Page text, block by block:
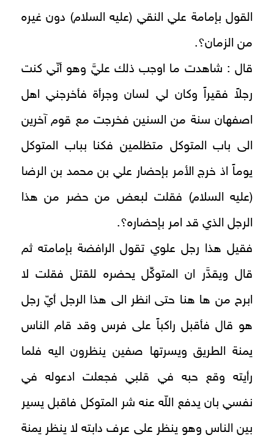
القول بإمامة علي النقي (عليه السلام) دون غيره
من الزمان؟.
قال : شاهدت ما اوجب ذلك عليَّ وهو أنّي كنت
رجلاً فقيراً وكان لي لسان وجرأة فأخرجني اهل
اصفهان سنة من السنين فخرجت مع قوم آخرين
الى باب المتوكل متظلمين فكنا بباب المتوكل
يوماً اذ خرج الأمر بإحضار علي بن محمد بن الرضا
(عليه السلام) فقلت لبعض من حضر من هذا
الرجل الذي قد امر بإحضاره؟.
فقيل هذا رجل علوي تقول الرافضة بإمامته ثم
قال ويقدَّر ان المتوكِّل يحضره للقتل فقلت لا
ابرح من ها هنا حتى انظر الى هذا الرجل أيّ رجل
هو قال فأقبل راكباً على فرس وقد قام الناس
يمنة الطريق ويسرتها صفين ينظرون اليه فلما
رأيته وقع حبه في قلبي فجعلت ادعوله في
نفسي بان يدفع اللّه عنه شر المتوكل فاقبل يسير
بين الناس وهو ينظر على عرف دابته لا ينظر يمنة